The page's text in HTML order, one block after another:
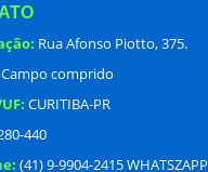
Rua Afonso Piotto, 375.
Campo comprido
CURITIBA-PR
440
(41) 9-9904-2415 WHATSZAPP